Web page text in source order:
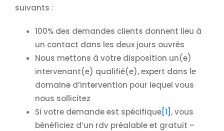
suivants :
100% des demandes clients donnent lieu à
un contact dans les deux jours ouvrés
Nous mettons à votre disposition un(e)
intervenant(e) qualifié(e), expert dans le
domaine d’intervention pour lequel vous
nous sollicitez
Si votre demande est spécifique[1] , vous
bénéficiez d’un rdv préalable et gratuit –